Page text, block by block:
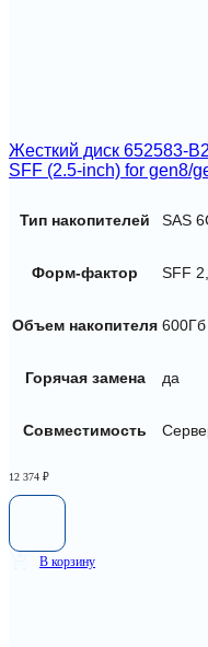
Жесткий диск 652583-
SFF (2.5-inch) for gen8/
Тип накопителей SAS
Форм-фактор SFF
Объем накопителя 600Гб
Горячая замена да
Совместимость
12 374 ₽
В корзину